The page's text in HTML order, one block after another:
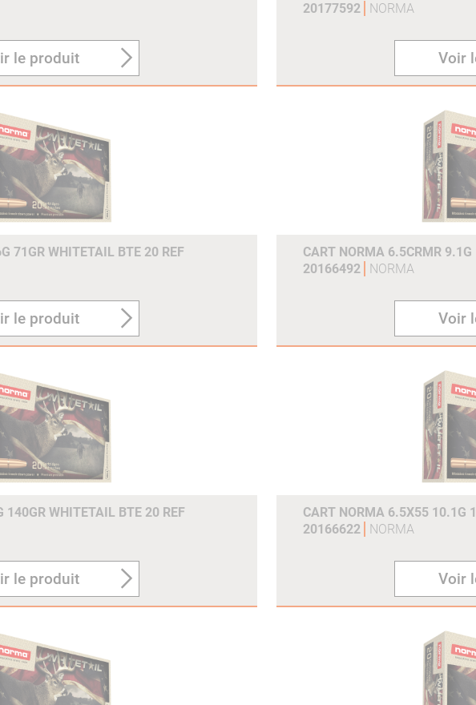
le produit
20177592
NORMA
Voir
71GR WHITETAIL BTE 20 REF
le produit
CART NORMA 6.5CRMR
20166492
NORMA
Voir
140GR WHITETAIL BTE 20 REF
le produit
CART NORMA 6.5X55 10.1G
20166622
NORMA
Voir